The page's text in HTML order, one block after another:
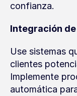
confianza.
Integración
Use sistemas
clientes
Implemente
automática